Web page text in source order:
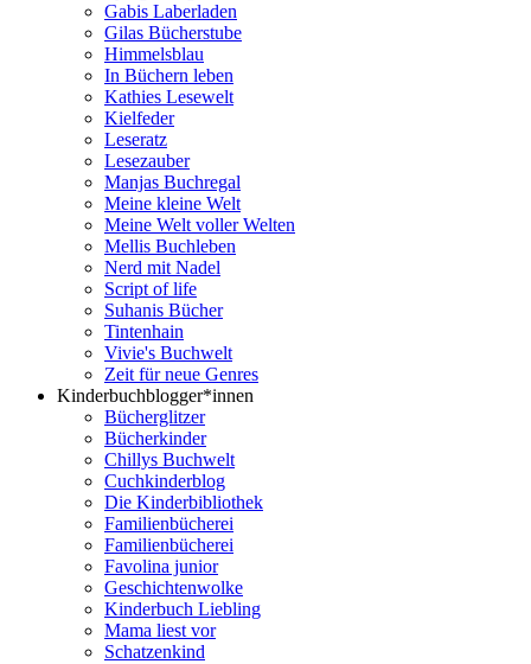
Gabis Laberladen
Gilas Bücherstube
Himmelsblau
In Büchern leben
Kathies Lesewelt
Kielfeder
Leseratz
Lesezauber
Manjas Buchregal
Meine kleine Welt
Meine Welt voller Welten
Mellis Buchleben
Nerd mit Nadel
Script of life
Suhanis Bücher
Tintenhain
Vivie's Buchwelt
Zeit für neue Genres
Kinderbuchblogger*innen
Bücherglitzer
Bücherkinder
Chillys Buchwelt
Cuchkinderblog
Die Kinderbibliothek
Familienbücherei
Familienbücherei
Favolina junior
Geschichtenwolke
Kinderbuch Liebling
Mama liest vor
Schatzenkind